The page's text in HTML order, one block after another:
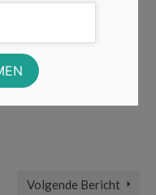
voeding
snacks om het
Kijk snel bij
overzicht van alle
en
Volgende Bericht